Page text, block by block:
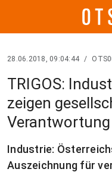
28.06.2018, 09:04:44 /
TRIGOS:
zeigen
Verantwortung
Industrie:
Auszeichnung für